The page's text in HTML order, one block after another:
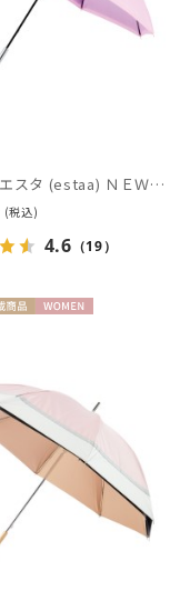
【日傘】エスタ (estaa) ＮＥＷ断熱パラソル グラデーション晴雨兼用 一級遮光 UV
(税込)
4.6 （19）